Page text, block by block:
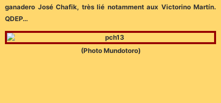
ganadero José Chafik, très lié notamment aux Victorino Martín.
QDEP…
(Photo Mundotoro)